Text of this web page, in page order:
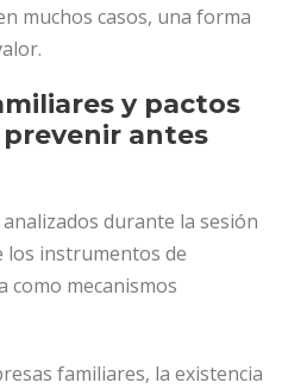
muchos casos, una forma
y pactos
prevenir antes
durante la sesión
los instrumentos de
como mecanismos
familiares, la existencia